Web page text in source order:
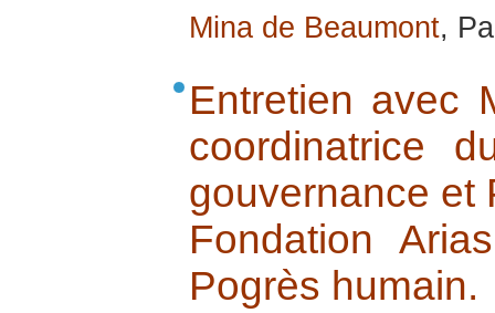
Mina de Beaumont,
Entretien avec
coordinatrice
gouvernance et
Fondation
Pogrès humain.